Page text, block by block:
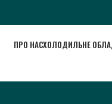
ПРО НАСХОЛОДИЛЬНЕ